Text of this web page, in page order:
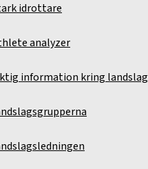
idrottare
analyzer
information kring landslag